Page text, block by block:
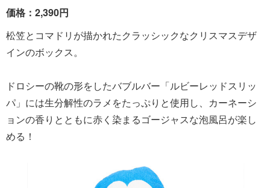
価格：2,390円
松笠とコマドリが描かれたクラッシックなクリスマスデザ
インのボックス。
ドロシーの靴の形をしたバブルバー「ルビーレッドスリッ
パ」には生分解性のラメをたっぷりと使用し、カーネーシ
ョンの香りとともに赤く染まるゴージャスな泡風呂が楽し
める！